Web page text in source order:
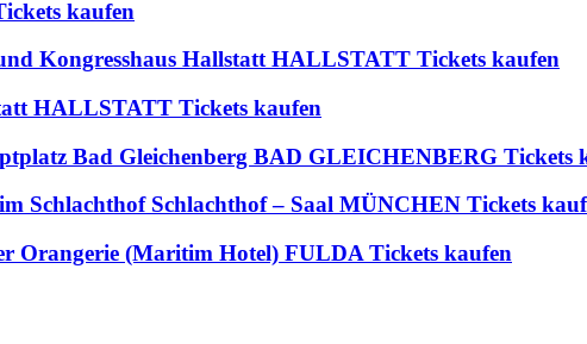
kaufen
Kongresshaus Hallstatt HALLSTATT Tickets kaufen
HALLSTATT Tickets kaufen
Bad Gleichenberg BAD GLEICHENBERG Tickets
Schlachthof Schlachthof – Saal MÜNCHEN Tickets
Orangerie (Maritim Hotel) FULDA Tickets kaufen